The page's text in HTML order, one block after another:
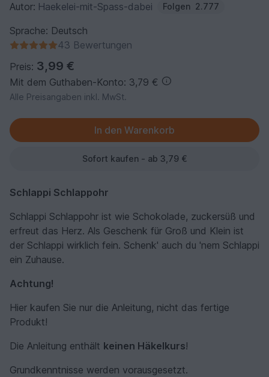
Autor: Haekelei-mit-Spass-dabei Folgen 2.777
Sprache: Deutsch
43 Bewertungen
Preis: 3,99 €
Mit dem Guthaben-Konto: 3,79 €
Alle Preisangaben inkl. MwSt.
Sofort kaufen - ab 3,79 €
Schlappi Schlappohr
Schlappi Schlappohr ist wie Schokolade, zuckersüß und
erfreut das Herz. Als Geschenk für Groß und Klein ist
der Schlappi wirklich fein. Schenk' auch du 'nem Schlappi
ein Zuhause.
Achtung!
Hier kaufen Sie nur die Anleitung, nicht das fertige
Produkt!
Die Anleitung enthält keinen Häkelkurs!
Grundkenntnisse werden vorausgesetzt.